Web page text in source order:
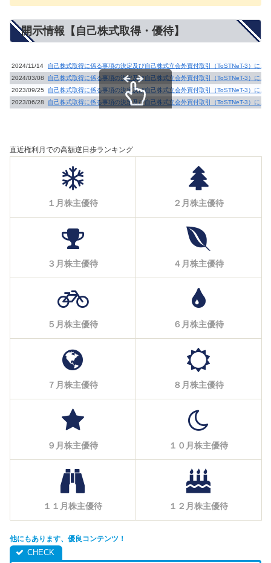
開示情報【自己株式取得・優待】
2024/11/14
自己株式取得に係る事項の決定及び自己株式立会外買付取引（ToSTNeT-3）によ
2024/03/08
自己株式取得に係る事項の決定及び自己株式立会外買付取引（ToSTNeT-3）によ
2023/09/25
自己株式取得に係る事項の決定及び自己株式立会外買付取引（ToSTNeT-3）によ
2023/06/28
自己株式取得に係る事項の決定及び自己株式立会外買付取引（ToSTNeT-3）によ
直近権利月での高額逆日歩ランキング
１月株主優待 ２月株主優待
３月株主優待 ４月株主優待
５月株主優待 ６月株主優待
７月株主優待 ８月株主優待
９月株主優待 １０月株主優待
１１月株主優待 １２月株主優待
他にもあります、優良コンテンツ！